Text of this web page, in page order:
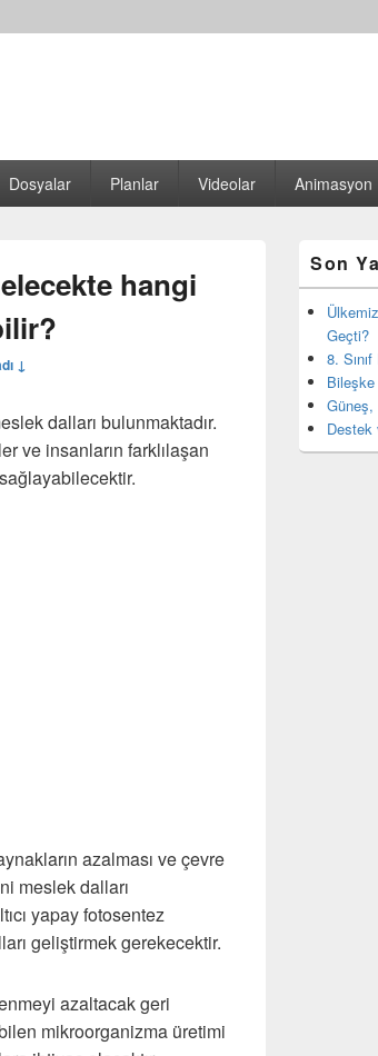
Dosyalar Planlar Videolar Animasyon
hangi
↓
dalları bulunmaktadır.
ve insanların farklılaşan
azalması ve çevre
meslek dalları
yapay fotosentez
geliştirmek gerekecektir.
azaltacak geri
mikroorganizma üretimi
yan
bar
eklenti
bölgesi
Son
Geçti?
8.
Bileşke
Destek